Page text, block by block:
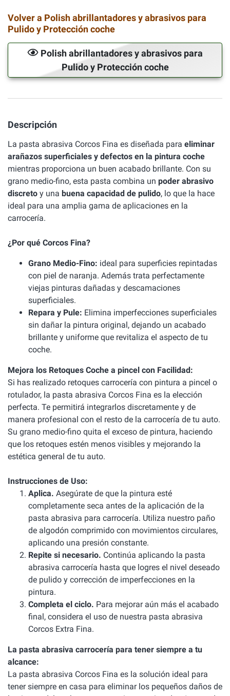
Volver a Polish abrillantadores y abrasivos para
Pulido y Protección coche
Polish abrillantadores y abrasivos para
Pulido y Protección coche
Descripción
La pasta abrasiva Corcos Fina es diseñada para eliminar
arañazos superficiales y defectos en la pintura coche
mientras proporciona un buen acabado brillante. Con su
grano medio-fino, esta pasta combina un poder abrasivo
discreto y una buena capacidad de pulido, lo que la hace
ideal para una amplia gama de aplicaciones en la
carrocería.
¿Por qué Corcos Fina?
Grano Medio-Fino: ideal para superficies repintadas
con piel de naranja. Además trata perfectamente
viejas pinturas dañadas y descamaciones
superficiales.
Repara y Pule: Elimina imperfecciones superficiales
sin dañar la pintura original, dejando un acabado
brillante y uniforme que revitaliza el aspecto de tu
coche.
Mejora los Retoques Coche a pincel con Facilidad:
Si has realizado retoques carrocería con pintura a pincel o
rotulador, la pasta abrasiva Corcos Fina es la elección
perfecta. Te permitirá integrarlos discretamente y de
manera profesional con el resto de la carrocería de tu auto.
Su grano medio-fino quita el exceso de pintura, haciendo
que los retoques estén menos visibles y mejorando la
estética general de tu auto.
Instrucciones de Uso:
Aplica. Asegúrate de que la pintura esté
completamente seca antes de la aplicación de la
pasta abrasiva para carrocería. Utiliza nuestro paño
de algodón comprimido con movimientos circulares,
aplicando una presión constante.
Repite si necesario. Continúa aplicando la pasta
abrasiva carrocería hasta que logres el nivel deseado
de pulido y corrección de imperfecciones en la
pintura.
Completa el ciclo. Para mejorar aún más el acabado
final, considera el uso de nuestra pasta abrasiva
Corcos Extra Fina.
La pasta abrasiva carrocería para tener siempre a tu
alcance:
La pasta abrasiva Corcos Fina es la solución ideal para
tener siempre en casa para eliminar los pequeños daños de